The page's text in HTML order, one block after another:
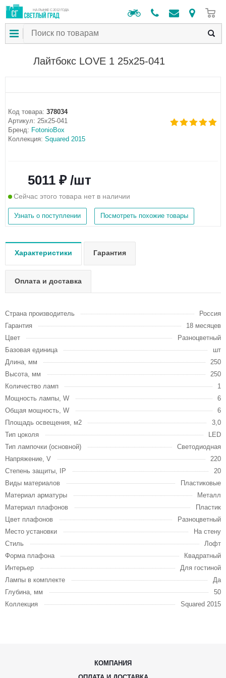
НА РЫНКЕ С 2012 ГОДА
Лайтбокс LOVE 1 25x25-041
Код товара: 378034
Артикул: 25x25-041
Бренд: FotonioBox
Коллекция: Squared 2015
5011 ₽ /шт
Сейчас этого товара нет в наличии
Узнать о поступлении Посмотреть похожие товары
Характеристики Гарантия
Оплата и доставка
Страна производитель
Россия
Гарантия
18 месяцев
Цвет
Разноцветный
Базовая единица
шт
Длина, мм
250
Высота, мм
250
Количество ламп
1
Мощность лампы, W
6
Общая мощность, W
6
Площадь освещения, м2
3,0
Тип цоколя
LED
Тип лампочки (основной)
Светодиодная
Напряжение, V
220
Степень защиты, IP
20
Виды материалов
Пластиковые
Материал арматуры
Металл
Материал плафонов
Пластик
Цвет плафонов
Разноцветный
Место установки
На стену
Стиль
Лофт
Форма плафона
Квадратный
Интерьер
Для гостиной
Лампы в комплекте
Да
Глубина, мм
50
Коллекция
Squared 2015
КОМПАНИЯ